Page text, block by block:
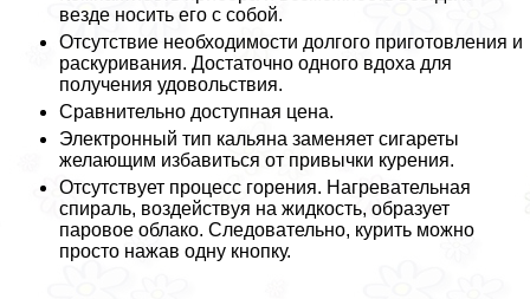
везде носить его с собой.
Отсутствие необходимости долгого приготовления и
раскуривания. Достаточно одного вдоха для
получения удовольствия.
Сравнительно доступная цена.
Электронный тип кальяна заменяет сигареты
желающим избавиться от привычки курения.
Отсутствует процесс горения. Нагревательная
спираль, воздействуя на жидкость, образует
паровое облако. Следовательно, курить можно
просто нажав одну кнопку.